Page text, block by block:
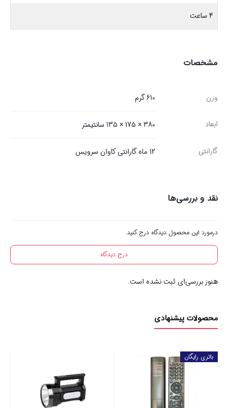
4 ساعت
مشخصات
وزن 610 گرم
ابعاد 380 × 175 × 135 سانتیمتر
گارانتی 12 ماه گارانتی کاوان سرویس
نقد و بررسی‌ها
درمورد این محصول دیدگاه درج کنید.
درج دیدگاه
هنوز بررسی‌ای ثبت نشده است.
محصولات پیشنهادی
باتری رایگان